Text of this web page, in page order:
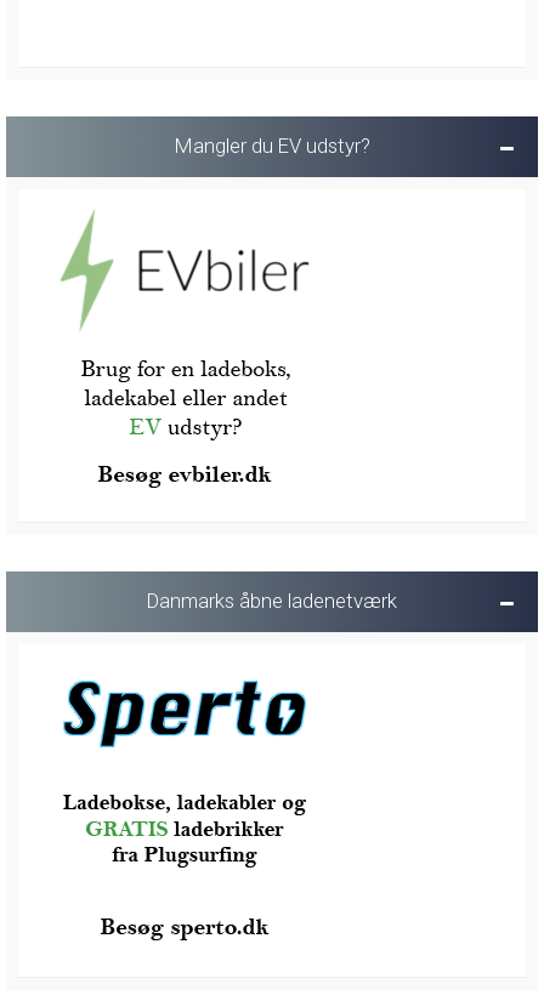
Mangler du EV udstyr?
Danmarks åbne ladenetværk